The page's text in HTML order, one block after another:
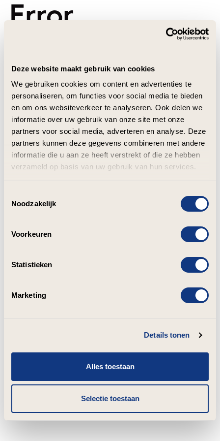
Deze website maakt gebruik van cookies
We gebruiken cookies om content en advertenties te
personaliseren, om functies voor social media te bieden
en om ons websiteverkeer te analyseren. Ook delen we
informatie over uw gebruik van onze site met onze
partners voor social media, adverteren en analyse. Deze
partners kunnen deze gegevens combineren met andere
informatie die u aan ze heeft verstrekt of die ze hebben
verzameld op basis van uw gebruik van hun services.
Noodzakelijk
Voorkeuren
Statistieken
Marketing
Details tonen
Alles toestaan
Selectie toestaan
Error